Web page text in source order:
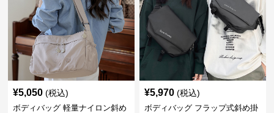
¥5,050 (税込)
ボディバッグ 軽量ナイロン斜め
¥5,970 (税込)
ボディバッグ フラップ式斜め掛